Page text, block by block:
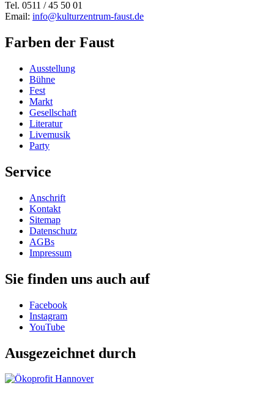
Tel. 0511 / 45 50 01
Email: info@kulturzentrum-faust.de
Farben der Faust
Ausstellung
Bühne
Fest
Markt
Gesellschaft
Literatur
Livemusik
Party
Service
Anschrift
Kontakt
Sitemap
Datenschutz
AGBs
Impressum
Sie finden uns auch auf
Facebook
Instagram
YouTube
Ausgezeichnet durch